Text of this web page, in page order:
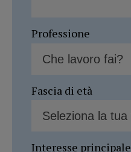
Professione
Fascia di età
Interesse principale